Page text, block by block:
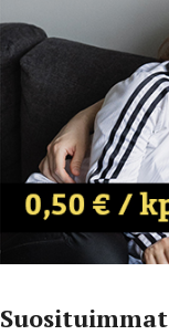
Suosituimmat